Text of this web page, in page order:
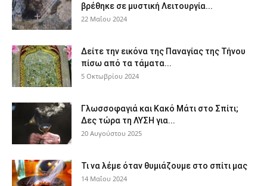
βρέθηκε σε μυστική Λειτουργία...
22 Μαΐου 2024
Δείτε την εικόνα της Παναγίας της Τήνου
πίσω από τα τάματα...
5 Οκτωβρίου 2024
Γλωσσοφαγιά και Κακό Μάτι στο Σπίτι;
Δες τώρα τη ΛΥΣΗ για...
20 Αυγούστου 2025
Τι να λέμε όταν θυμιάζουμε στο σπίτι μας
14 Μαΐου 2024